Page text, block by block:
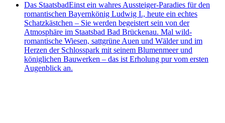
Das StaatsbadEinst ein wahres Aussteiger-Paradies für den
romantischen Bayernkönig Ludwig I., heute ein echtes
Schatzkästchen – Sie werden begeistert sein von der
Atmosphäre im Staatsbad Bad Brückenau. Mal wild-
romantische Wiesen, sattgrüne Auen und Wälder und im
Herzen der Schlosspark mit seinem Blumenmeer und
königlichen Bauwerken – das ist Erholung pur vom ersten
Augenblick an.